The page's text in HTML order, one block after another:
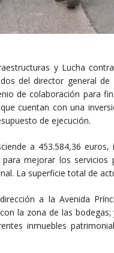
y Lucha
del director general
de colaboración para
cuentan con una
de ejecución.
a 453.584,36
mejorar los
La superficie total de
a la Avenida
la zona de las
inmuebles